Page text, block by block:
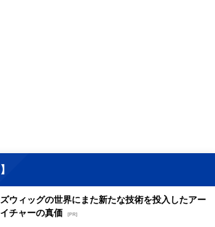
ズウィッグの世界にまた新たな技術を投入したアー
イチャーの真価
[PR]